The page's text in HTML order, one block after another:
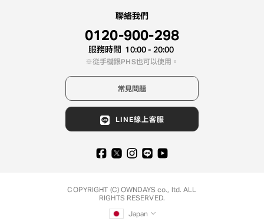
聯絡我們
0120-900-298
服務時間 10:00 - 20:00
從手機跟PHS也可以使用。
常見問題
LINE線上客服
COPYRIGHT (C) OWNDAYS co., ltd. ALL
RIGHTS RESERVED.
Japan